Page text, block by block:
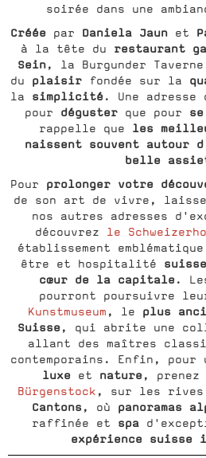
soirée dans une
Crééepar Daniela Jaun et
à la tête du
restaurant
Sein, la Burgunder
du plaisirfondée sur la
la simplicité. Une
pour dégusterque pour
rappelle que les
naissent souvent autour
belle
Pour prolonger votre
de son art de vivre,
nos autres adresses
découvrez
le
établissement
être et hospitalité suisse
cœur de la capitale.
pourront poursuivre
Kunstmuseum , le plus
Suisse, qui abrite une
allant des maîtres
contemporains. Enfin, pour
luxe et nature,
Bürgenstock , sur les rives
Cantons, où panoramas
raffinée et spa
expérience suisse